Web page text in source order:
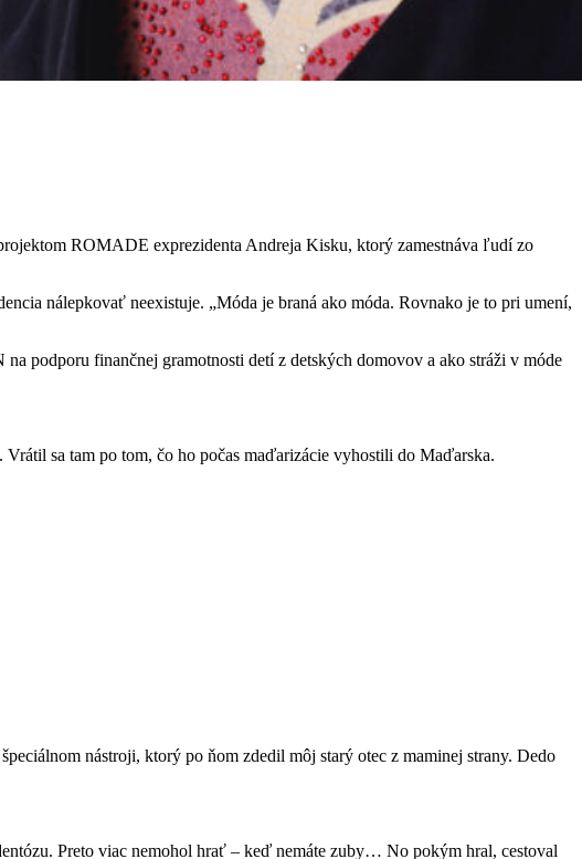
ROMADE exprezidenta Andreja Kisku, ktorý zamestnáva ľudí zo
nálepkovať neexistuje. „Móda je braná ako móda. Rovnako je to pri umení,
podporu finančnej gramotnosti detí z detských domovov a ako stráži v móde
sa tam po tom, čo ho počas maďarizácie vyhostili do Maďarska.
nástroji, ktorý po ňom zdedil môj starý otec z maminej strany. Dedo
Preto viac nemohol hrať – keď nemáte zuby… No pokým hral, cestoval